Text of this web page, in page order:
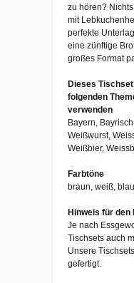
zu hören?
mit
perfekte
eine zünftige
großes Format
Dieses
folgenden
verwenden
Bayern,
Weißwurst,
Weißbier,
Farbtöne
braun, weiß, blau
Hinweis für den
Je nach
Tischsets auch
Unsere
gefertigt.